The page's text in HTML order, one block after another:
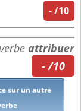
-/10
attribuer
- /10
sur un autre